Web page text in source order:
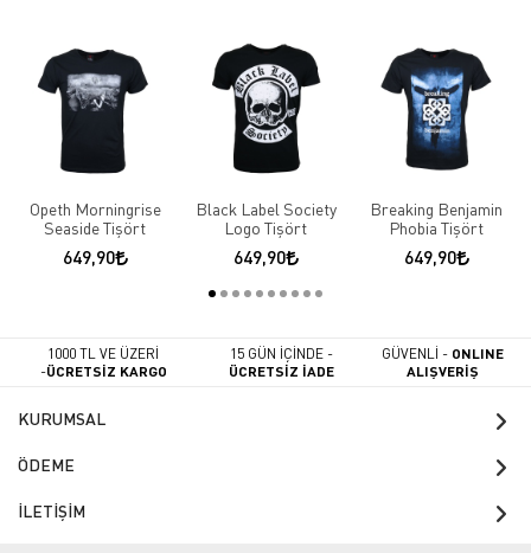
Opeth Morningrise
Seaside Tişört
649,90
Black Label Society
Logo Tişört
649,90
Breaking Benjamin
Phobia Tişört
649,90
1000 TL VE ÜZERİ
-ÜCRETSİZ KARGO
15 GÜN İÇİNDE -
ÜCRETSİZ İADE
GÜVENLİ - ONLINE
ALIŞVERİŞ
KURUMSAL
ÖDEME
İLETİŞİM